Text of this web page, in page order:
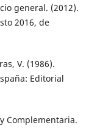
general. (2012).
2016, de
V. (1986).
Editorial
Complementaria.